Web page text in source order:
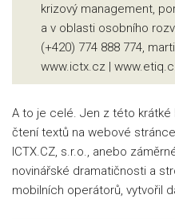
krizový management,
a v oblasti osobního
(+420) 774 888 774,
www.ictx.cz |
A to je celé. Jen z této
čtení textů na webové
ICTX.CZ, s.r.o., anebo
novinářské dramatičnosti a
mobilních operátorů, vytvořil